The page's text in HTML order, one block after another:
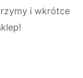
i wkrótce